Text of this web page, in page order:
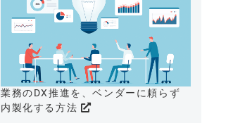
業務のDX推進を、ベンダーに頼らず
内製化する方法